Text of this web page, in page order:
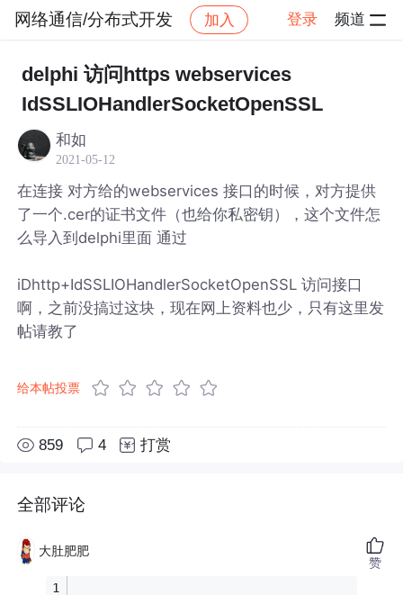
网络通信/分布式开发 加入 登录 频道
社区 网络通信/分布式开发 帖子详情
delphi 访问https webservices
IdSSLIOHandlerSocketOpenSSL
和如
2021-05-12
在连接 对方给的webservices 接口的时候，对方提供
了一个.cer的证书文件（也给你私密钥），这个文件怎
么导入到delphi里面 通过
iDhttp+IdSSLIOHandlerSocketOpenSSL 访问接口
啊，之前没搞过这块，现在网上资料也少，只有这里发
帖请教了
给本帖投票
859 4 打赏
全部评论
大肚肥肥
赞